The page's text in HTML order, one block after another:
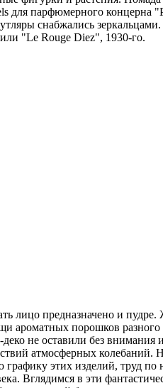
для парфюмерного концерна
снабжались
"Le Rouge Diez", 1930-го.
лицо предназначено и
ароматных порошков разного
не оставили без внимания
атмосферных
этих изделий, труд по
Вглядимся в эти